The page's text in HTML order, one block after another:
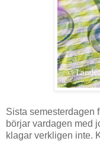
Sista semesterdagen
börjar vardagen med
klagar verkligen inte.